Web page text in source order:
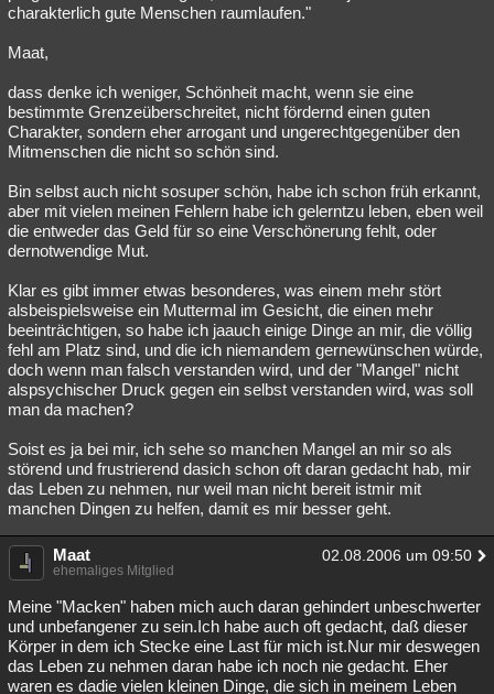
charakterlich gute Menschen raumlaufen."
Maat,
dass denke ich weniger, Schönheit macht, wenn sie eine
bestimmte Grenzeüberschreitet, nicht fördernd einen guten
Charakter, sondern eher arrogant und ungerechtgegenüber den
Mitmenschen die nicht so schön sind.
Bin selbst auch nicht sosuper schön, habe ich schon früh erkannt,
aber mit vielen meinen Fehlern habe ich gelerntzu leben, eben weil
die entweder das Geld für so eine Verschönerung fehlt, oder
dernotwendige Mut.
Klar es gibt immer etwas besonderes, was einem mehr stört
alsbeispielsweise ein Muttermal im Gesicht, die einen mehr
beeinträchtigen, so habe ich jaauch einige Dinge an mir, die völlig
fehl am Platz sind, und die ich niemandem gernewünschen würde,
doch wenn man falsch verstanden wird, und der "Mangel" nicht
alspsychischer Druck gegen ein selbst verstanden wird, was soll
man da machen?
Soist es ja bei mir, ich sehe so manchen Mangel an mir so als
störend und frustrierend dasich schon oft daran gedacht hab, mir
das Leben zu nehmen, nur weil man nicht bereit istmir mit
manchen Dingen zu helfen, damit es mir besser geht.
Maat 02.08.2006 um 09:50
ehemaliges Mitglied
Meine "Macken" haben mich auch daran gehindert unbeschwerter
und unbefangener zu sein.Ich habe auch oft gedacht, daß dieser
Körper in dem ich Stecke eine Last für mich ist.Nur mir deswegen
das Leben zu nehmen daran habe ich noch nie gedacht. Eher
waren es dadie vielen kleinen Dinge, die sich in meinem Leben